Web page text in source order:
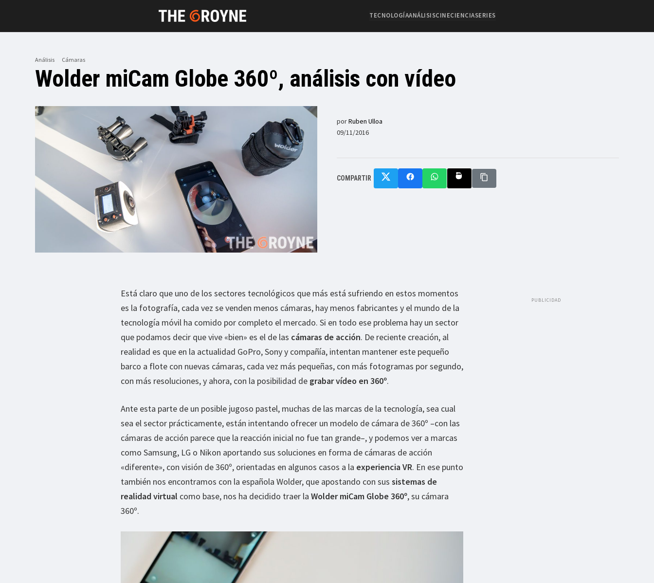
TECNOLOGÍAANÁLISISCINECIENCIASERIES
Análisis Cámaras
Wolder miCam Globe 360º, análisis con vídeo
porRuben Ulloa
09/11/2016
COMPARTIR
Está claro que uno de los sectores tecnológicos que más está sufriendo en estos momentos
es la fotografía, cada vez se venden menos cámaras, hay menos fabricantes y el mundo de la
tecnología móvil ha comido por completo el mercado. Si en todo ese problema hay un sector
que podamos decir que vive «bien» es el de las cámaras de acción. De reciente creación, al
realidad es que en la actualidad GoPro, Sony y compañía, intentan mantener este pequeño
barco a flote con nuevas cámaras, cada vez más pequeñas, con más fotogramas por segundo,
con más resoluciones, y ahora, con la posibilidad de grabar vídeo en 360º.
Ante esta parte de un posible jugoso pastel, muchas de las marcas de la tecnología, sea cual
sea el sector prácticamente, están intentando ofrecer un modelo de cámara de 360º –con las
cámaras de acción parece que la reacción inicial no fue tan grande–, y podemos ver a marcas
como Samsung, LG o Nikon aportando sus soluciones en forma de cámaras de acción
«diferente», con visión de 360º, orientadas en algunos casos a la experiencia VR. En ese punto
también nos encontramos con la española Wolder, que apostando con sus sistemas de
realidad virtual como base, nos ha decidido traer la Wolder miCam Globe 360º, su cámara
360º.
PUBLICIDAD